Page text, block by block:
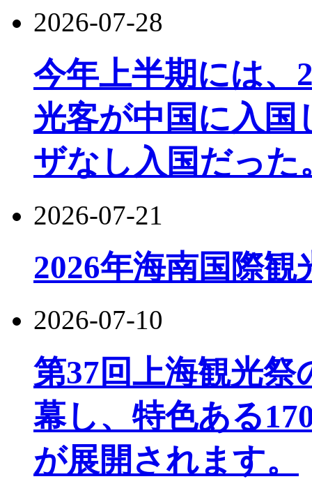
2026-07-28
今年上半期には、
光客が中国に入国
ザなし入国だった
2026-07-21
2026年海南国際
2026-07-10
第37回上海観光
幕し、特色ある
が展開されます。